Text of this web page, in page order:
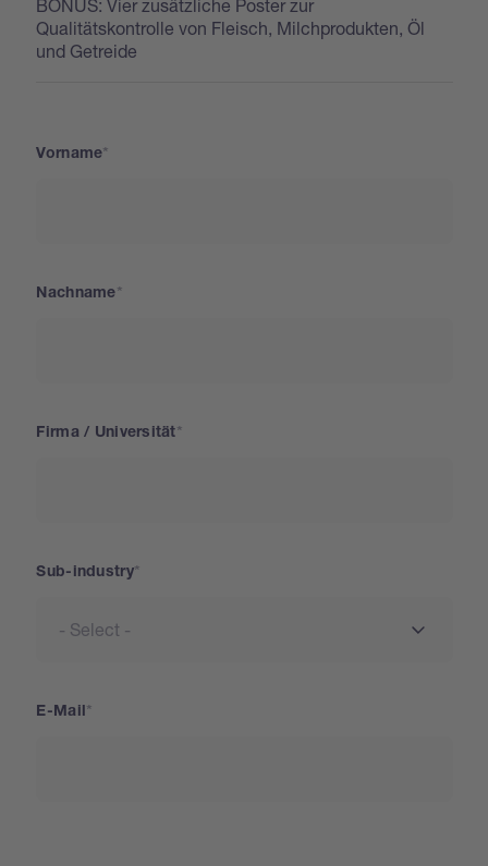
BONUS: Vier zusätzliche Poster zur
Qualitätskontrolle von Fleisch, Milchprodukten, Öl
und Getreide
Vorname
Nachname
Firma / Universität
Sub-industry
E-Mail